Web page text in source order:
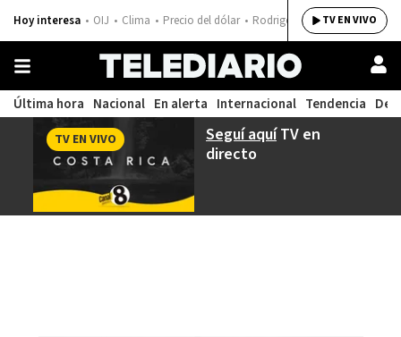
Hoy interesa OIJ Clima Precio del dólar Rodrigo ChavesTV EN VIVO
Última hora Nacional En alerta Internacional Tendencia
Seguí aquíTV en
directo
TV EN VIVO